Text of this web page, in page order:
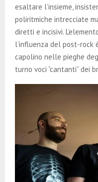
esaltare l’insieme,
poliritmiche intrecciate
diretti e incisivi.
l’influenza del post-rock
capolino nelle pieghe
turno voci “cantanti” dei